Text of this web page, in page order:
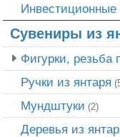
Инвестиционные
Сувениры из
Фигурки, резьба
Ручки из янтаря
Мундштуки (2)
Деревья из